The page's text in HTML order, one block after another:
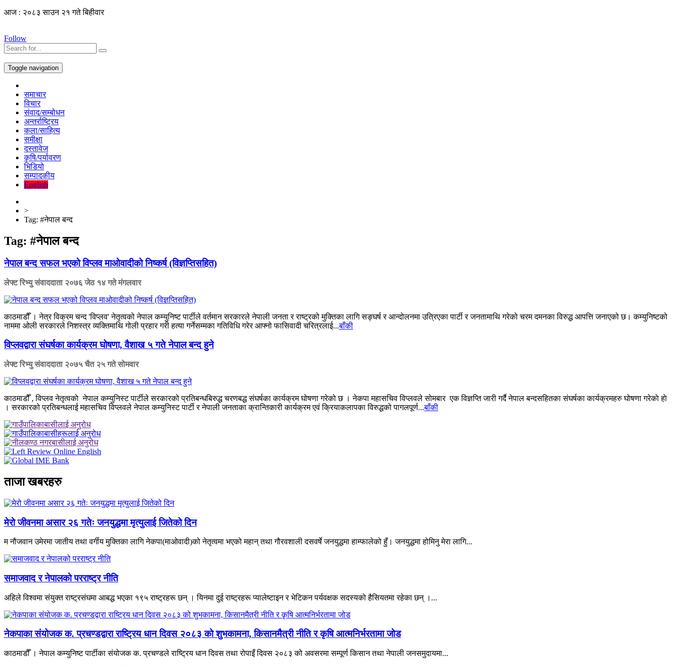
आज : २०८३ साउन २१ गते बिहीवार
Follow
Toggle navigation
समाचार
विचार
संवाद/सम्बोधन
अन्तर्राष्ट्रिय
कला/साहित्य
समीक्षा
दस्तावेज
कृषि/पर्यावरण
भिडियो
सम्पादकीय
English
>
Tag: #नेपाल बन्द
Tag: #नेपाल बन्द
नेपाल बन्द सफल भएको विप्लव माओवादीको निष्कर्ष (विज्ञप्तिसहित)
लेफ्ट रिभ्यु संवाददाता २०७६ जेठ १४ गते मंगलवार
काठमाडौँ । नेत्र विक्रम चन्द 'विप्लव' नेतृत्वको नेपाल कम्युनिष्ट पार्टीले वर्तमान सरकारले नेपाली जनता र राष्ट्रको मुक्तिका लागि सङ्घर्ष र आन्दोलनमा उत्रिएका पार्टी र जनतामाथि गरेको चरम दमनका विरुद्ध आपत्ति जनाएको छ। कम्युनिष्टको
नाममा ओली सरकारले निशस्त्र व्यक्तिमाथि गोली प्रहार गरी हत्या गर्नेसम्मका गतिविधि गरेर आफ्नो फासिवादी चरित्रलाई...बाँकी
विप्लवद्वारा संघर्षका कार्यक्रम घोषणा, वैशाख ५ गते नेपाल बन्द हुने
लेफ्ट रिभ्यु संवाददाता २०७५ चैत २५ गते सोमवार
काठमाडौँ , विप्लव नेतृत्वकाे नेपाल कम्युनिस्ट पार्टीले सरकारको प्रतिबन्धबिरुद्ध चरणबद्ध संघर्षका कार्यक्रम घोषणा गरेको छ । नेकपा महासचिव विप्लवले सोमबार एक विज्ञप्ति जारी गर्दै नेपाल बन्दसहितका संघर्षका कार्यक्रमहरु घोषणा गरेकाे हाे
। सरकारको प्रतिबन्धलाई महासचिव विप्लवले नेपाल कम्युनिस्ट पार्टी र नेपाली जनताका क्रान्तिकारी कार्यक्रम एवं क्रियाकलापका विरुद्धको पागलपूर्ण...बाँकी
ताजा खबरहरु
मेरो जीवनमा असार २६ गतेः जनयुद्धमा मृत्युलाई जितेको दिन
म नौजवान उमेरमा जातीय तथा वर्गीय मुक्तिका लागि नेकपा(माओवादी)को नेतृत्वमा भएको महान् तथा गौरवशाली दसवर्षे जनयुद्धमा हाम्फालेको हुँ। जनयुद्धमा होमिनु मेरा लागि...
समाजवाद र नेपालको परराष्ट्र नीति
अहिले विश्वमा संयुक्त राष्ट्रसंघमा आबद्ध भएका १९५ राष्ट्रहरू छन् । यिनमा दुई राष्ट्रहरू प्यालेष्टाइन र भेटिकन पर्यवक्षक सदस्यको हैसियतमा रहेका छन् ।...
नेकपाका संयोजक क. प्रचण्डद्वारा राष्ट्रिय धान दिवस २०८३ को शुभकामना, किसानमैत्री नीति र कृषि आत्मनिर्भरतामा जोड
काठमाडौँ । नेपाल कम्युनिष्ट पार्टीका संयोजक क. प्रचण्डले राष्ट्रिय धान दिवस तथा रोपाइँ दिवस २०८३ को अवसरमा सम्पूर्ण किसान तथा नेपाली जनसमुदायमा...